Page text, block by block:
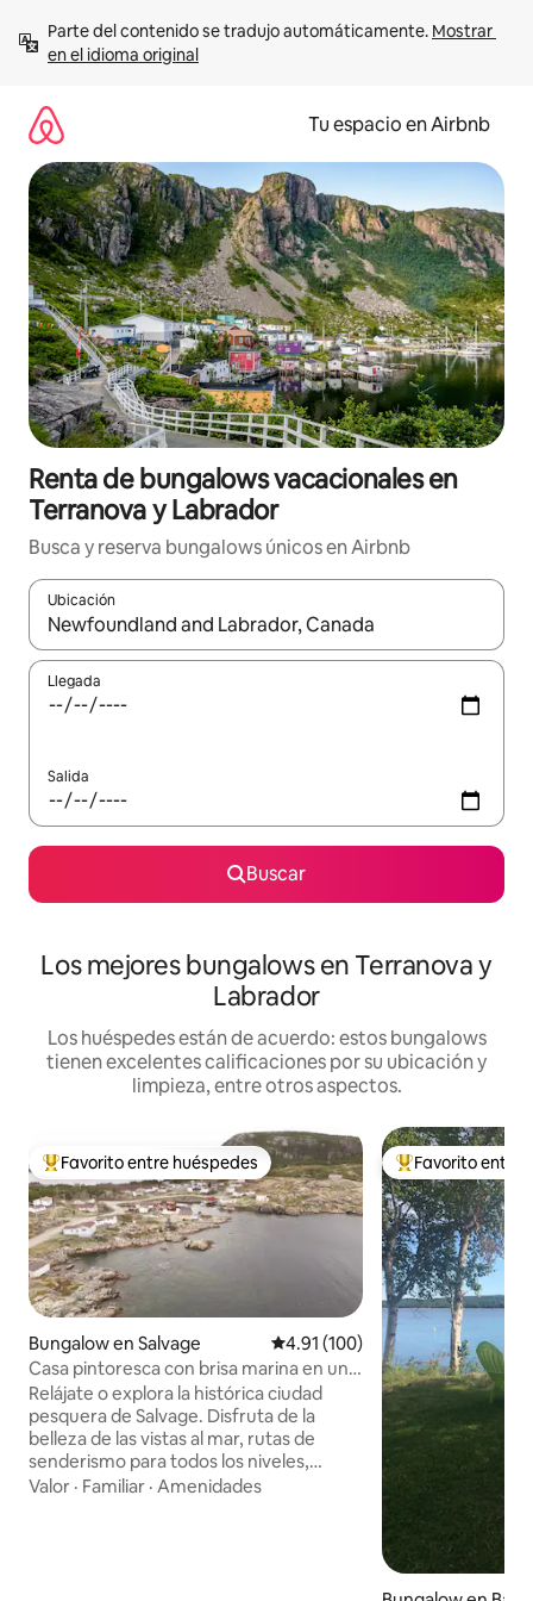
contenido
Parte del contenido se tradujo automáticamente. Mostrar
en el idioma original
Tu espacio en Airbnb
Renta de bungalows vacacionales en
Terranova y Labrador
Busca y reserva bungalows únicos en Airbnb
Ubicación
Cuando los resultados estén disponibles, podrás navegar
Llegada
Salida
Buscar
Los mejores bungalows en Terranova y
Labrador
Los huéspedes están de acuerdo: estos bungalows
tienen excelentes calificaciones por su ubicación y
limpieza, entre otros aspectos.
De los mejores en Favorito entre huéspedes
Favorito entre huéspedes
Bungalow en Salvage Calificación promedio: 4.91 de
4.91 (100)
Casa pintoresca con brisa marina en una
ciudad histórica.
Relájate o explora la histórica ciudad
pesquera de Salvage. Disfruta de la
belleza de las vistas al mar, rutas de
senderismo para todos los niveles,
playas de arena blanca prístina, pozos de
Valor · Familiar · Amenidades
De los mejores
Favorito entre